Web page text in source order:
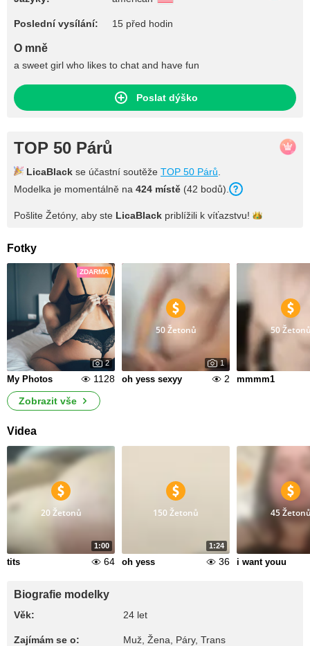
Poslední vysílání: 15 před hodin
O mně
a sweet girl who likes to chat and have fun
Poslat dýško
TOP 50 Párů
LicaBlack se účastní soutěže TOP 50 Párů
Modelka je momentálně na 424 místě (42 bodů).
Pošlite Žetóny, aby ste LicaBlack priblížili k víťazstvu!
Fotky
ZDARMA
2
My Photos 1128
50 Žetonů
1
oh yess sexyy 2
50
mmmm1
Zobrazit vše
Videa
1:00
20 Žetonů
tits 64
1:24
150 Žetonů
oh yess 36
45
i want youu
Biografie modelky
Věk: 24 let
Zajímám se o: Muž, Žena, Páry, Trans